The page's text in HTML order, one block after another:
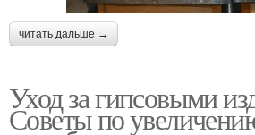
читать дальше →
Уход за гипсовыми
Советы по